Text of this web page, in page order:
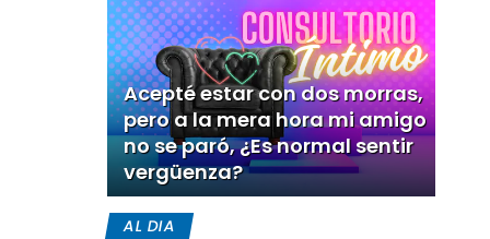
Acepté estar con dos morras,
pero a la mera hora mi amigo
no se paró, ¿Es normal sentir
vergüenza?
AL DIA